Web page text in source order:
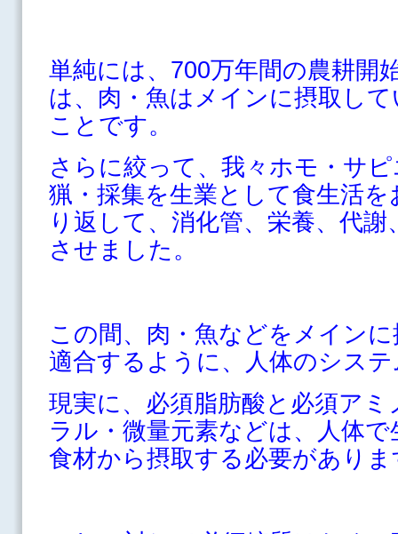
単純には、700万年間の農耕開
は、肉・魚はメインに摂取し
ことです。
さらに絞って、我々ホモ・サ
猟・採集を生業として食生活
り返して、消化管、栄養、代
させました。
この間、肉・魚などをメイン
適合するように、人体のシス
現実に、必須脂肪酸と必須ア
ラル・微量元素などは、人体
食材から摂取する必要がありま